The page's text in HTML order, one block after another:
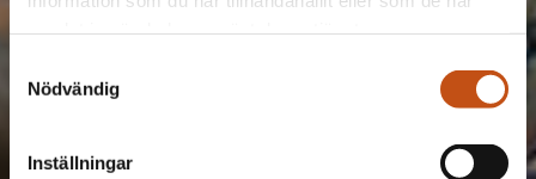
Nödvändig
Inställningar